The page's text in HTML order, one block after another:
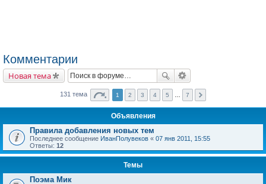
Комментарии
Новая тема
131 тема 1 2 3 4 5 7
Объявления
Правила добавления новых тем
Последнее сообщение ИванПолувеков « 07 янв 2011, 15:55
Ответы: 12
Темы
Поэма Мик